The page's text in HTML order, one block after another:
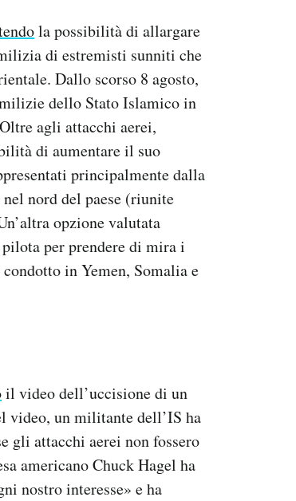
la possibilità di allargare
di estremisti sunniti che
Dallo scorso 8 agosto,
dello Stato Islamico in
agli attacchi aerei,
di aumentare il suo
principalmente dalla
nord del paese (riunite
opzione valutata
per prendere di mira i
in Yemen, Somalia e
il video dell’uccisione di un
video, un militante dell’IS ha
gli attacchi aerei non fossero
americano Chuck Hagel ha
nostro interesse» e ha